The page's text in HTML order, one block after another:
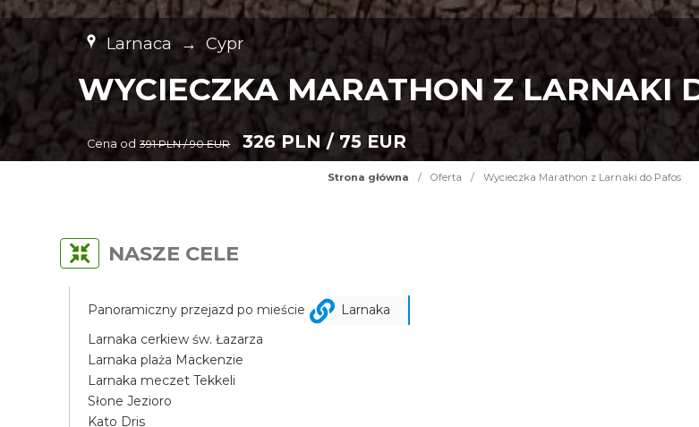
Larnaca → Cypr
WYCIECZKA MARATHON Z LARNAKI
Cena od 391 PLN / 90 EUR 326 PLN / 75 EUR
Strona główna / Oferta / Wycieczka Marathon z Larnaki do Pafos
NASZE CELE
Panoramiczny przejazd po mieście
Larnaka
Larnaka cerkiew św. Łazarza
Larnaka plaża Mackenzie
Larnaka meczet Tekkeli
Słone Jezioro
Kato Dris